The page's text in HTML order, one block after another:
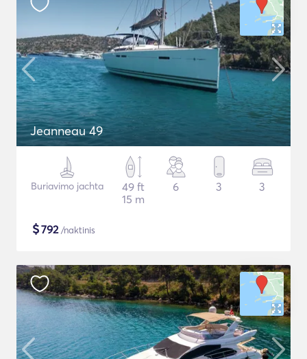
Jeanneau 49
Buriavimo jachta
49 ft
15 m
6 3 3
$792/naktinis